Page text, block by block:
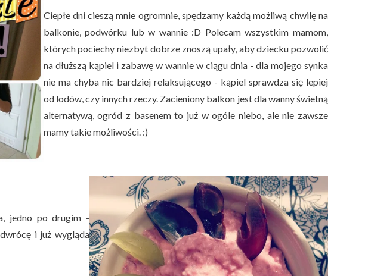
Ciepłe dni cieszą mnie ogromnie, spędzamy każdą możliwą chwilę na
balkonie, podwórku lub w wannie :D Polecam wszystkim mamom,
których pociechy niezbyt dobrze znoszą upały, aby dziecku pozwolić
na dłuższą kąpiel i zabawę w wannie w ciągu dnia - dla mojego synka
nie ma chyba nic bardziej relaksującego - kąpiel sprawdza się lepiej
od lodów, czy innych rzeczy. Zacieniony balkon jest dla wanny świetną
alternatywą, ogród z basenem to już w ogóle niebo, ale nie zawsze
mamy takie możliwości. :)
jedno po drugim -
i już wygląda